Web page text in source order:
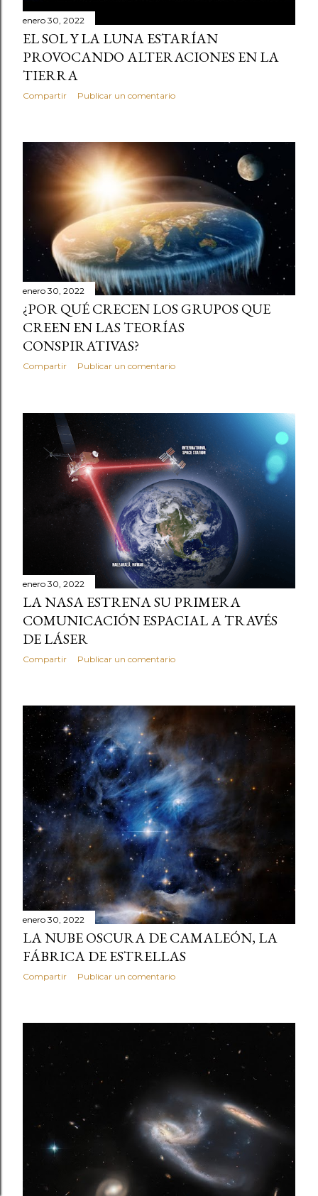
enero 30, 2022
EL SOL Y LA LUNA ESTARÍAN
PROVOCANDO ALTERACIONES EN LA
TIERRA
Compartir Publicar un comentario
enero 30, 2022
¿POR QUÉ CRECEN LOS GRUPOS QUE
CREEN EN LAS TEORÍAS
CONSPIRATIVAS?
Compartir Publicar un comentario
enero 30, 2022
LA NASA ESTRENA SU PRIMERA
COMUNICACIÓN ESPACIAL A TRAVÉS
DE LÁSER
Compartir Publicar un comentario
enero 30, 2022
LA NUBE OSCURA DE CAMALEÓN, LA
FÁBRICA DE ESTRELLAS
Compartir Publicar un comentario